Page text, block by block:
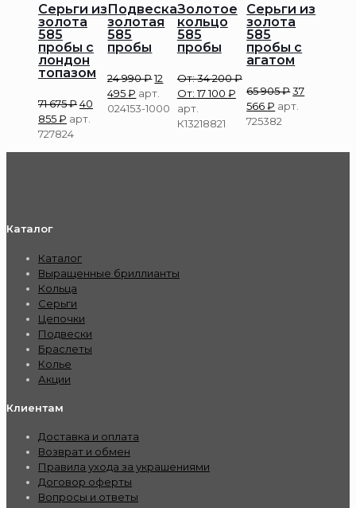
Серьги из
золота
585
пробы с
лондон
топазом
71 675₽40
855₽ арт.
727824
Подвеска
золотая
585
пробы
24 990₽12
495₽ арт.
024153-1000
Золотое
кольцо
585
пробы
От:34 200₽
От:17 100 ₽
арт.
К13218821
Серьги из
золота
585
пробы с
агатом
65 905₽37
566₽ арт.
725382
Каталог
Каталог
Выращенные бриллианты
Кольца
Серьги
Цепочки
Подвески
Браслеты
Колье
Акции
Клиентам
Доставка и оплата
Возврат и обмен
Правила ухода за украшениями
Договор оферты
Вопросы и ответы